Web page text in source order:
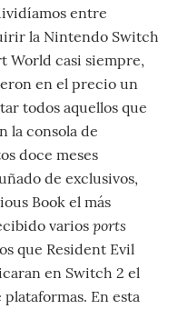
entre
la Nintendo Switch
World casi siempre,
en el precio un
todos aquellos que
la consola de
doce meses
de exclusivos,
Book el más
varios ports
que Resident Evil
en Switch 2 el
En esta